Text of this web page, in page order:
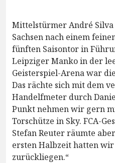
Mittelstürmer André Silva
Sachsen nach einem
fünften Saisontor in
Leipziger Manko in der
Geisterspiel-Arena war
Das rächte sich mit dem
Handelfmeter durch
Punkt nehmen wir gern
Torschütze in Sky. FCA-
Stefan Reuter räumte
ersten Halbzeit hatten
zurückliegen.“